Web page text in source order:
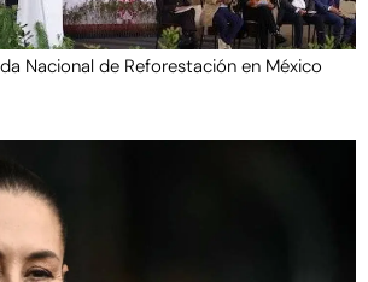
Nacional de Reforestación en México